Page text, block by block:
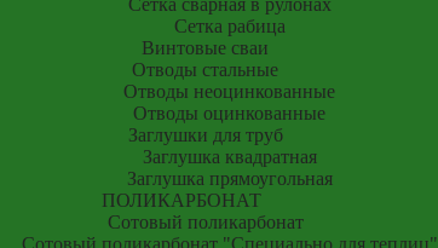
Сетка сварная в рулонах
Сетка рабица
Винтовые сваи
Отводы стальные
Отводы неоцинкованные
Отводы оцинкованные
Заглушки для труб
Заглушка квадратная
Заглушка прямоугольная
ПОЛИКАРБОНАТ
Сотовый поликарбонат